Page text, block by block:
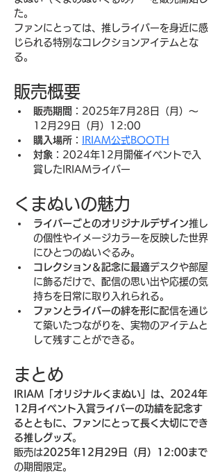
た。
ファンにとっては、推しライバーを身近に感
じられる特別なコレクションアイテムとな
る。
販売概要
販売期間 ：2025年7月28日（月）〜
12月29日（月）12:00
購入場所 ：
IRIAM公式BOOTH
対象 ：2024年12月開催イベントで入
賞したIRIAMライバー
くまぬいの魅力
ライバーごとのオリジナルデザイン推し
の個性やイメージカラーを反映した世界
にひとつのぬいぐるみ。
コレクション＆記念に最適デスクや部屋
に飾るだけで、配信の思い出や応援の気
持ちを日常に取り入れられる。
ファンとライバーの絆を形に配信を通じ
て築いたつながりを、実物のアイテムと
して残すことができる。
まとめ
IRIAM「オリジナルくまぬい」は、2024年
12月イベント入賞ライバーの功績を記念す
るとともに、ファンにとって長く大切にでき
る推しグッズ。
販売は2025年12月29日（月）12:00まで
の期間限定。